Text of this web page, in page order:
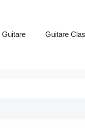
Guitare Guitare